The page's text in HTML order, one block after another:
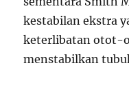
kestabilan ekstra
keterlibatan otot-
menstabilkan